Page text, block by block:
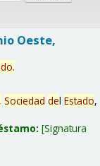
Oeste,
.
Sociedad del Estado,
Signatura